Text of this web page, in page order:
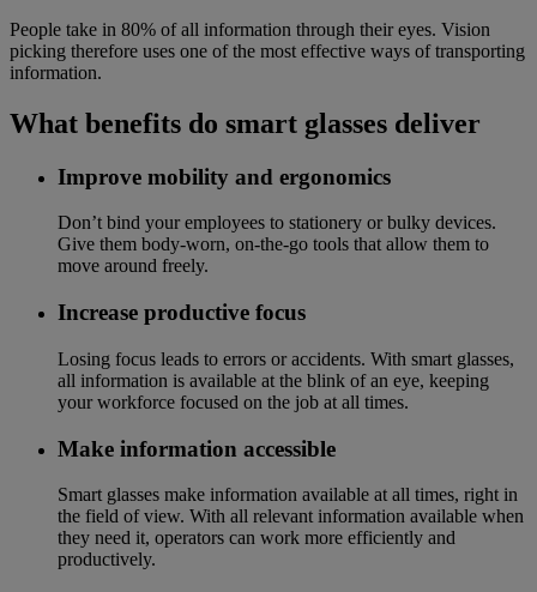
People take in 80% of all information through their eyes. Vision
picking therefore uses one of the most effective ways of transporting
information.
What benefits do smart glasses deliver
Improve mobility and ergonomics
Don’t bind your employees to stationery or bulky devices.
Give them body-worn, on-the-go tools that allow them to
move around freely.
Increase productive focus
Losing focus leads to errors or accidents. With smart glasses,
all information is available at the blink of an eye, keeping
your workforce focused on the job at all times.
Make information accessible
Smart glasses make information available at all times, right in
the field of view. With all relevant information available when
they need it, operators can work more efficiently and
productively.